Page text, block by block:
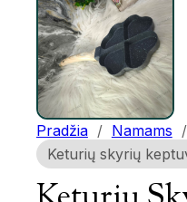
Pradžia / Namams /
Keturių skyrių